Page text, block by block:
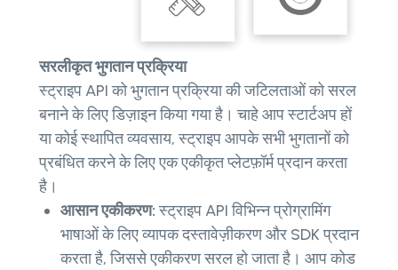
सरलीकृत भुगतान प्रक्रिया
स्ट्राइप API को भुगतान प्रक्रिया की जटिलताओं को सरल
बनाने के लिए डिज़ाइन किया गया है। चाहे आप स्टार्टअप हों
या कोई स्थापित व्यवसाय, स्ट्राइप आपके सभी भुगतानों को
प्रबंधित करने के लिए एक एकीकृत प्लेटफ़ॉर्म प्रदान करता
है।
आसान एकीकरण:स्ट्राइप API विभिन्न प्रोग्रामिंग
भाषाओं के लिए व्यापक दस्तावेज़ीकरण और SDK प्रदान
करता है, जिससे एकीकरण सरल हो जाता है। आप कोड